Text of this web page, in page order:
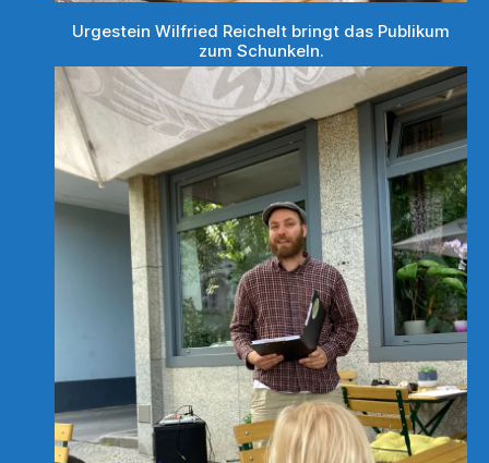
Urgestein Wilfried Reichelt bringt das Publikum
zum Schunkeln.